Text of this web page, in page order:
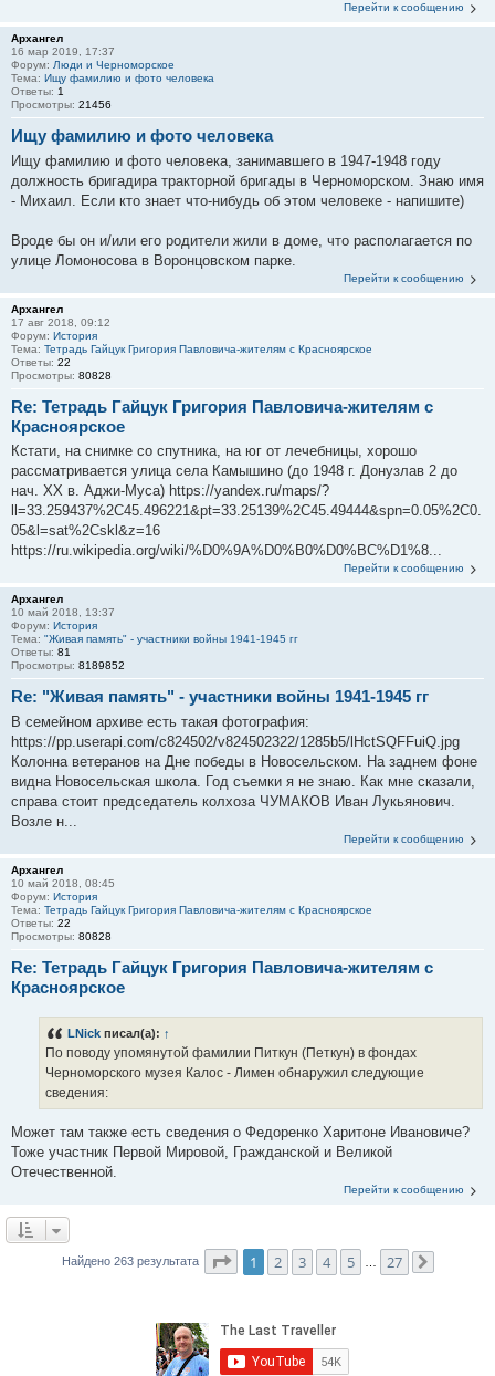
Перейти к сообщению
Архангел
16 мар 2019, 17:37
Форум: Люди и Черноморское
Тема: Ищу фамилию и фото человека
Ответы: 1
Просмотры: 21456
Ищу фамилию и фото человека
Ищу фамилию и фото человека, занимавшего в 1947-1948 году
должность бригадира тракторной бригады в Черноморском. Знаю имя
- Михаил. Если кто знает что-нибудь об этом человеке - напишите)
Вроде бы он и/или его родители жили в доме, что располагается по
улице Ломоносова в Воронцовском парке.
Перейти к сообщению
Архангел
17 авг 2018, 09:12
Форум: История
Тема: Тетрадь Гайцук Григория Павловича-жителям с Красноярское
Ответы: 22
Просмотры: 80828
Re: Тетрадь Гайцук Григория Павловича-жителям с
Красноярское
Кстати, на снимке со спутника, на юг от лечебницы, хорошо
рассматривается улица села Камышино (до 1948 г. Донузлав 2 до
нач. XX в. Аджи-Муса) https://yandex.ru/maps/?
ll=33.259437%2C45.496221&pt=33.25139%2C45.49444&spn=0.05%2C0.
05&l=sat%2Cskl&z=16
https://ru.wikipedia.org/wiki/%D0%9A%D0%B0%D0%BC%D1%8...
Перейти к сообщению
Архангел
10 май 2018, 13:37
Форум: История
Тема: "Живая память" - участники войны 1941-1945 гг
Ответы: 81
Просмотры: 8189852
Re: "Живая память" - участники войны 1941-1945 гг
В семейном архиве есть такая фотография:
https://pp.userapi.com/c824502/v824502322/1285b5/lHctSQFFuiQ.jpg
Колонна ветеранов на Дне победы в Новосельском. На заднем фоне
видна Новосельская школа. Год съемки я не знаю. Как мне сказали,
справа стоит председатель колхоза ЧУМАКОВ Иван Лукьянович.
Возле н...
Перейти к сообщению
Архангел
10 май 2018, 08:45
Форум: История
Тема: Тетрадь Гайцук Григория Павловича-жителям с Красноярское
Ответы: 22
Просмотры: 80828
Re: Тетрадь Гайцук Григория Павловича-жителям с
Красноярское
LNick писал(а): ↑
По поводу упомянутой фамилии Питкун (Петкун) в фондах
Черноморского музея Калос - Лимен обнаружил следующие
сведения:
Может там также есть сведения о Федоренко Харитоне Ивановиче?
Тоже участник Первой Мировой, Гражданской и Великой
Отечественной.
Перейти к сообщению
Найдено 263 результата Страница1 из
1 2 3 4 5 27